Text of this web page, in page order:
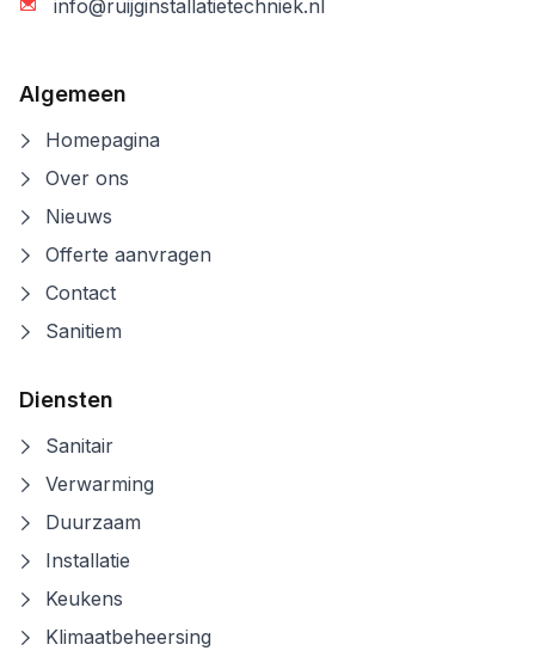
info@ruijginstallatietechniek.nl
Algemeen
Homepagina
Over ons
Nieuws
Offerte aanvragen
Contact
Sanitiem
Diensten
Sanitair
Verwarming
Duurzaam
Installatie
Keukens
Klimaatbeheersing